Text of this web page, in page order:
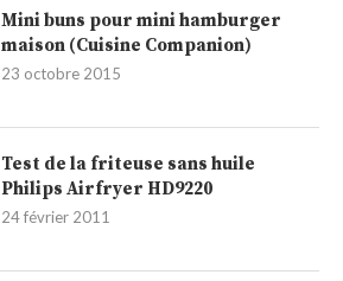
Mini buns pour mini hamburger
maison (Cuisine Companion)
23 octobre 2015
Test de la friteuse sans huile
Philips Airfryer HD9220
24 février 2011